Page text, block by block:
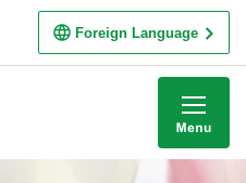
Foreign Language